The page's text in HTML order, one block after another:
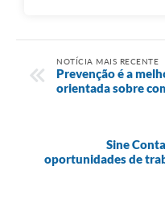
NOTÍCIA MAIS RECENTE
Prevenção é a
orientada sobre
Sine
oportunidades de